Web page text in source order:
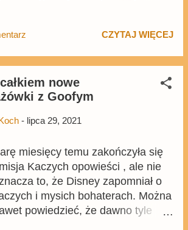
na klasycznym komiksie
17 listopada
także datą premiery nowych
Kajka i Kokosza w Polsce.
potwierdził jeden z portali
zamierza robić osobnych premier
Polsce i na świecie w odstępie 2
Prawie na pewno nowe
w Polsce pojawią się
z międzynarodową
CZYTAJ WIĘCEJ
nowe
z Goofym
- lipca 29, 2021
miesięcy temu zakończyła się
Kaczych opowieści , ale nie
to, że Disney zapomniał o
i mysich bohaterach. Można
powiedzieć, że dawno tyle